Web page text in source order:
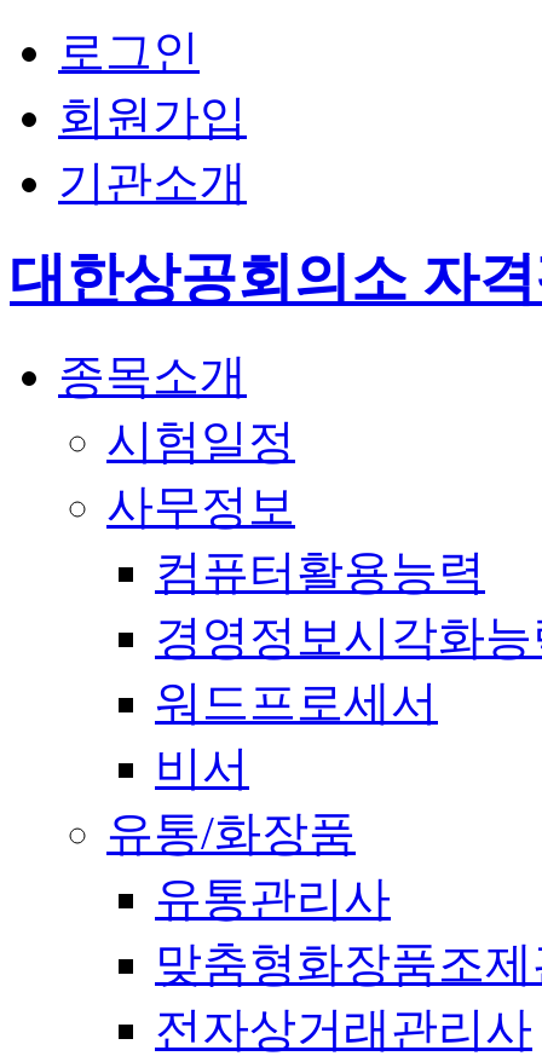
로그인
회원가입
기관소개
대한상공회의소 자
종목소개
시험일정
사무정보
컴퓨터활용능력
경영정보시각화
워드프로세서
비서
유통/화장품
유통관리사
맞춤형화장품조
전자상거래관리사